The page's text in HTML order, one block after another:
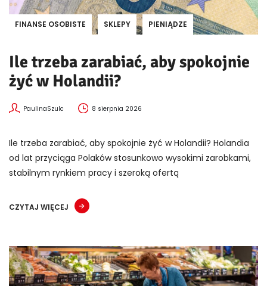
FINANSE OSOBISTE SKLEPY PIENIĄDZE
Ile trzeba zarabiać, aby spokojnie
żyć w Holandii?
PaulinaSzulc 8 sierpnia 2026
Ile trzeba zarabiać, aby spokojnie żyć w Holandii? Holandia
od lat przyciąga Polaków stosunkowo wysokimi zarobkami,
stabilnym rynkiem pracy i szeroką ofertą
CZYTAJ WIĘCEJ